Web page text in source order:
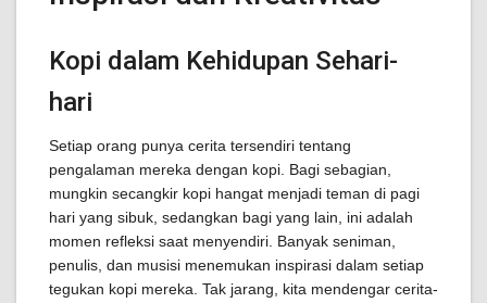
Kopi dalam Kehidupan Sehari-
hari
Setiap orang punya cerita tersendiri tentang
pengalaman mereka dengan kopi. Bagi sebagian,
mungkin secangkir kopi hangat menjadi teman di pagi
hari yang sibuk, sedangkan bagi yang lain, ini adalah
momen refleksi saat menyendiri. Banyak seniman,
penulis, dan musisi menemukan inspirasi dalam setiap
tegukan kopi mereka. Tak jarang, kita mendengar cerita-